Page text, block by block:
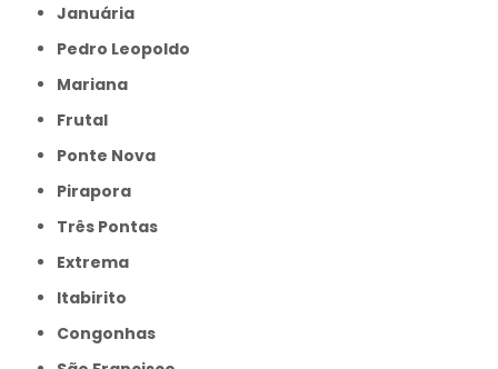
Januária
Pedro Leopoldo
Mariana
Frutal
Ponte Nova
Pirapora
Três Pontas
Extrema
Itabirito
Congonhas